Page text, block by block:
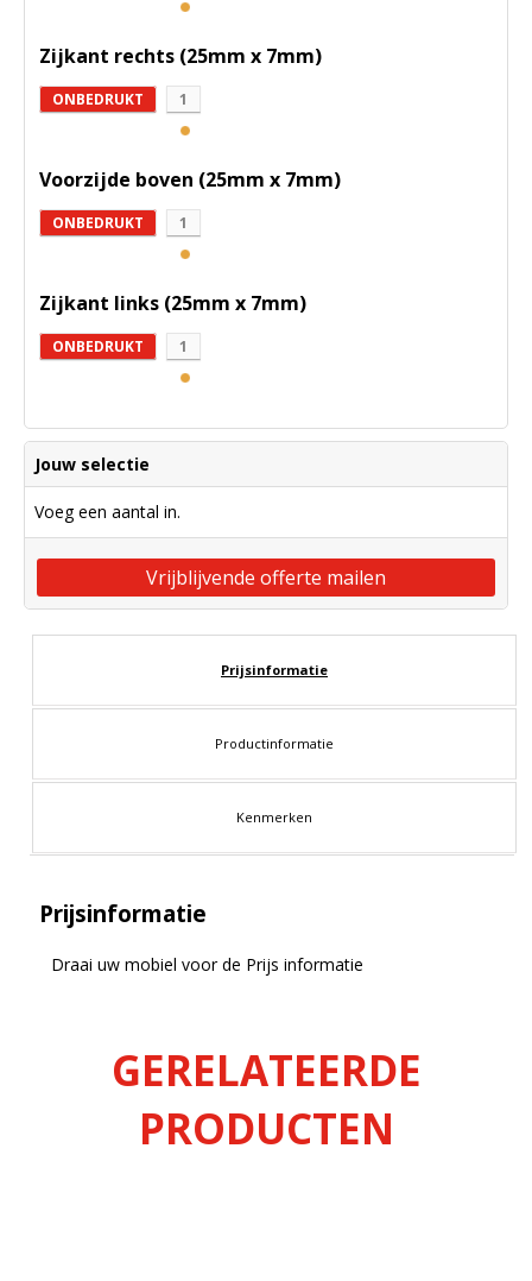
Zijkant rechts (25mm x 7mm)
ONBEDRUKT 1
Voorzijde boven (25mm x 7mm)
ONBEDRUKT 1
Zijkant links (25mm x 7mm)
ONBEDRUKT 1
Jouw selectie
Voeg een aantal in.
Vrijblijvende offerte mailen
Prijsinformatie
Productinformatie
Kenmerken
Prijsinformatie
Draai uw mobiel voor de Prijs informatie
GERELATEERDE
PRODUCTEN